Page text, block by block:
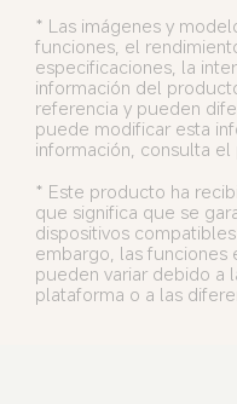
* Las imágenes y
funciones, el
especificaciones, la
información del
referencia y pueden
puede modificar esta
información, consulta
* Este producto ha
que significa que se
dispositivos
embargo, las funciones
pueden variar debido a
plataforma o a las